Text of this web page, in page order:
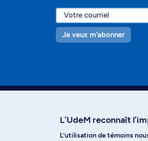
Je veux m'abonner
L’UdeM reconnaît
L’utilisation de témoins